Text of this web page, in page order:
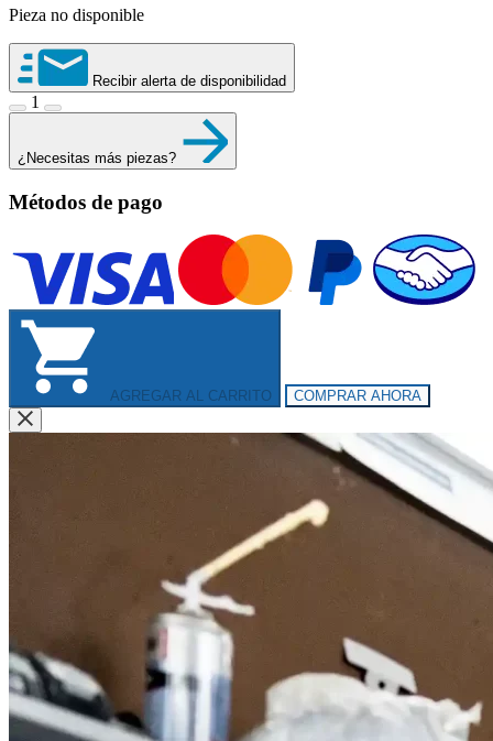
Pieza no disponible
Recibir alerta de disponibilidad
1
¿Necesitas más piezas?
Métodos de pago
AGREGAR AL CARRITO COMPRAR AHORA